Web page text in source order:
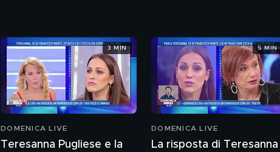
DOMENICA LIVE
Teresanna Pugliese e la
3 MIN
DOMENICA LIVE
La risposta di Teresanna
5 MIN